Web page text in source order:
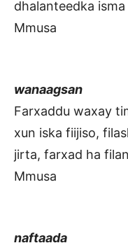
dhalanteedka
Mmusa
wanaagsan
Farxaddu waxay
xun iska fiijiso,
jirta, farxad ha
Mmusa
naftaada